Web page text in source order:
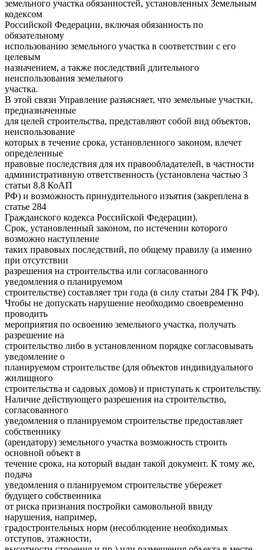
земельного участка обязанностей, установленных Земельным
кодексом
Российской Федерации, включая обязанность по
обязательному
использованию земельного участка в соответствии с его
целевым
назначением, а также последствий длительного
неиспользования земельного
участка.
В этой связи Управление разъясняет, что земельные участки,
предназначенные
для целей строительства, представляют собой вид объектов,
неиспользование
которых в течение срока, установленного законом, влечет
определенные
правовые последствия для их правообладателей, в частности
административную ответственность (установлена частью 3
статьи 8.8 КоАП
РФ) и возможность принудительного изъятия (закреплена в
статье 284
Гражданского кодекса Российской Федерации).
Срок, установленный законом, по истечении которого
возможно наступление
таких правовых последствий, по общему правилу (а именно
при отсутствии
разрешения на строительства или согласованного
уведомления о планируемом
строительстве) составляет три года (в силу статьи 284 ГК РФ).
Чтобы не допускать нарушение необходимо своевременно
проводить
мероприятия по освоению земельного участка, получать
разрешение на
строительство либо в установленном порядке согласовывать
уведомление о
планируемом строительстве (для объектов индивидуального
жилищного
строительства и садовых домов) и приступать к строительству.
Наличие действующего разрешения на строительство,
согласованного
уведомления о планируемом строительстве предоставляет
собственнику
(арендатору) земельного участка возможность строить
основной объект в
течение срока, на который выдан такой документ. К тому же,
подача
уведомления о планируемом строительстве убережет
будущего собственника
от риска признания постройки самовольной ввиду
нарушения, например,
градостроительных норм (несоблюдение необходимых
отступов, этажности,